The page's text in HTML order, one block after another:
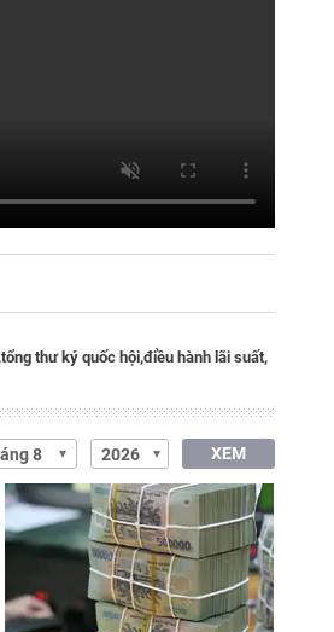
tổng thư ký quốc hội,điều hành lãi suất,
XEM